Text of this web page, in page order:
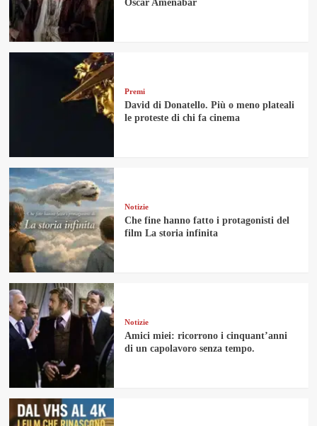
Oscar Amenàbar
Premi
David di Donatello. Più o meno plateali
le proteste di chi fa cinema
Notizie
Che fine hanno fatto i protagonisti del
film La storia infinita
Notizie
Amici miei: ricorrono i cinquant’anni
di un capolavoro senza tempo.